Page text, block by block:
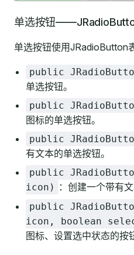
单选按钮
单选按钮使用JRadioButton
public
单选按钮。
public
图标的单选按钮。
public
有文本的单选按钮。
public
icon)
：创建一个带有
public
icon, boolean
图标、设置选中状态的按